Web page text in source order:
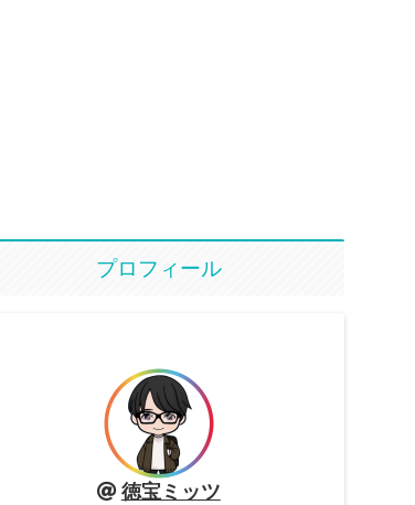
プロフィール
徳宝ミッツ